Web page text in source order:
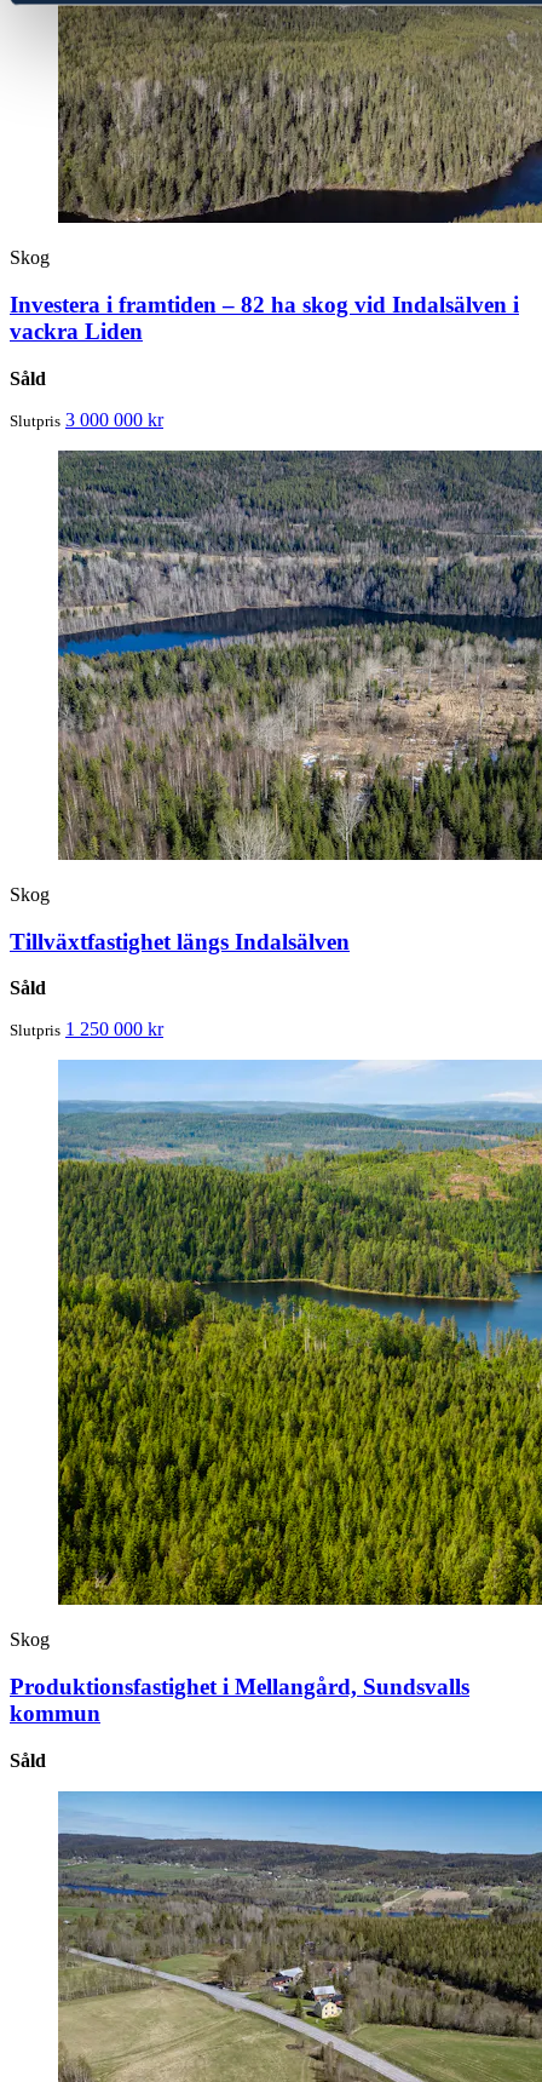
Skog
Investera i framtiden – 82 ha skog vid Indalsälven i
vackra Liden
Såld
Slutpris 3 000 000 kr
Skog
Tillväxtfastighet längs Indalsälven
Såld
Slutpris 1 250 000 kr
Skog
Produktionsfastighet i Mellangård, Sundsvalls
kommun
Såld